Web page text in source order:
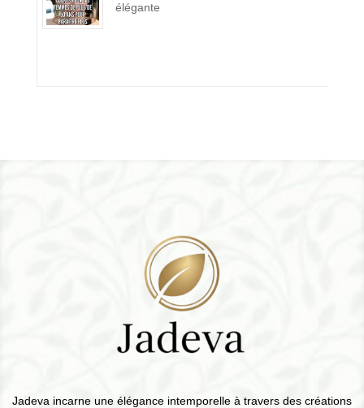
élégante
Jadeva incarne une élégance intemporelle à travers des créations